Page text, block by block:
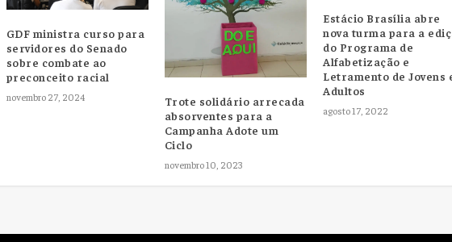
GDF ministra curso para
servidores do Senado
sobre combate ao
preconceito racial
novembro 27, 2024
Trote solidário arrecada
absorventes para a
Campanha Adote um
Ciclo
novembro 10, 2023
Estácio Brasília abre
nova turma para a
do Programa de
Alfabetização e
Letramento de Jovens
Adultos
agosto 17, 2022